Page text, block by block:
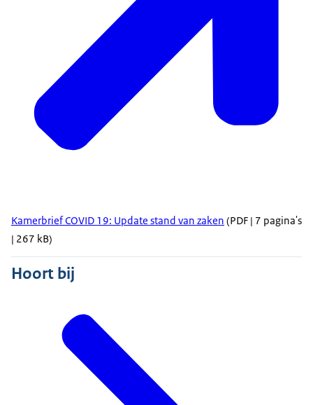
Kamerbrief COVID 19: Update stand van zaken (PDF | 7 pagina's
| 267 kB)
Hoort bij